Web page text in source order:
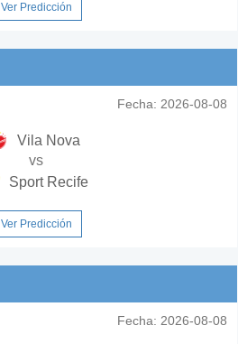
Ver Predicción
Fecha: 2026-08-08
Vila Nova
vs
Sport Recife
Ver Predicción
Fecha: 2026-08-08